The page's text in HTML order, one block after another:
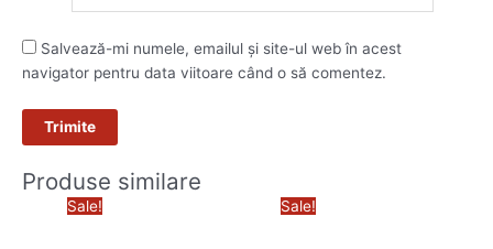
Salvează-mi numele, emailul și site-ul web în acest
navigator pentru data viitoare când o să comentez.
Produse similare
Sale! Sale!